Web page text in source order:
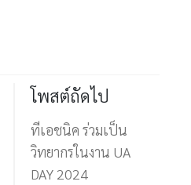
โพสต์ถัดไป
ทีเอชนิค ร่วมเป็น
วิทยากรในงาน UA
DAY 2024